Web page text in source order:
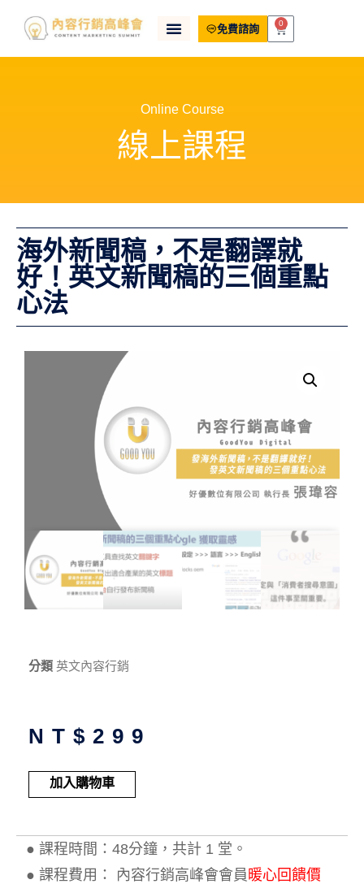
免費諮詢 0
Online Course
線上課程
海外新聞稿，不是翻譯就
好！英文新聞稿的三個重點
心法
分類 英文內容行銷
NT$ 299
加入購物車
● 課程時間：48分鐘，共計 1 堂。
● 課程費用： 內容行銷高峰會會員 暖心回饋價